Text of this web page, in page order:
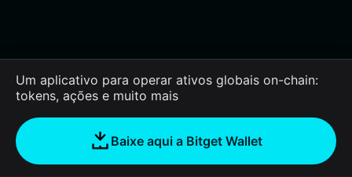
Um aplicativo para operar ativos globais on-chain:
tokens, ações e muito mais
Baixe aqui a Bitget Wallet